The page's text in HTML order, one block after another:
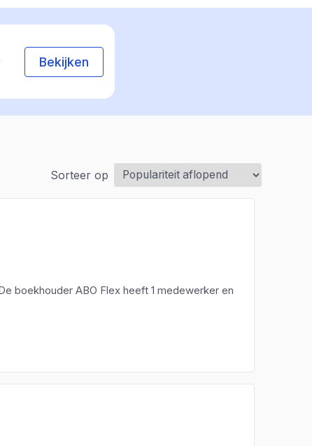
Bekijken
Sorteer op
boekhouder ABO Flex heeft 1 medewerker en